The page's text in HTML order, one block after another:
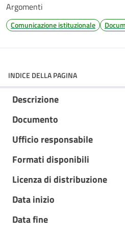
Argomenti
Comunicazione istituzionale
INDICE DELLA PAGINA
Descrizione
Documento
Ufficio responsabile
Formati disponibili
Licenza di distribuzione
Data inizio
Data fine